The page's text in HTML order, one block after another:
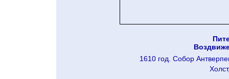
1610 год. Собор